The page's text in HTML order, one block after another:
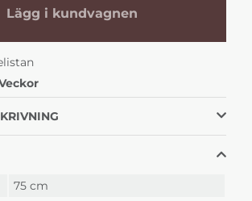
Naturolja
Lägg i kundvagnen
75 cm